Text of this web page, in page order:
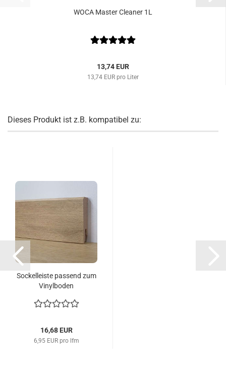
WOCA Mas­ter Clea­ner 1L
13,74 EUR
13,74 EUR pro Liter
Dieses Produkt ist z.B. kompatibel zu:
So­ckel­leis­te pas­send zum
Vi­nyl­bo­den
16,68 EUR
6,95 EUR pro lfm